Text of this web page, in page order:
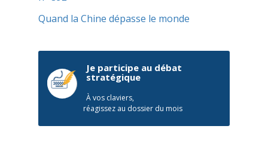
Quand la Chine dépasse le monde
Je participe au débat
stratégique
À vos claviers,
réagissez au dossier du mois